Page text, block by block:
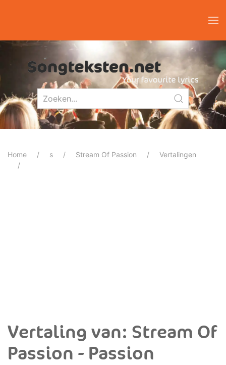
Home s Stream Of Passion Vertalingen
Vertaling van: Stream Of
Passion - Passion